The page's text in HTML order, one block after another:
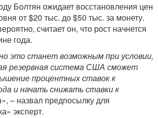
Болтян ожидает восстановления цен
от $20 тыс. до $50 тыс. за монету.
считает он, что рост начнется
года.
это станет возможным при условии,
резервная система США сможет
процентных ставок к
и начать снижать ставки к
», – назвал предпосылку для
эксперт.